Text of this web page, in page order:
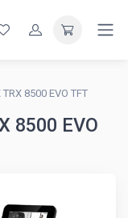
TRX 8500 EVO TFT
8500 EVO